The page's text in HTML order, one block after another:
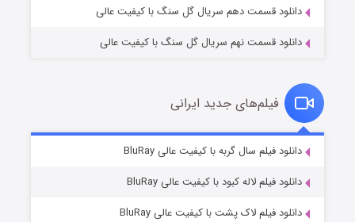
قسمت۶ (زیرنویس) منتشر شد
دانلود قسمت دهم سریال گل سنگ با کیفیت عالی
دانلود قسمت نهم سریال گل سنگ با کیفیت عالی
فیلم‌های جدید ایرانی
دانلود فیلم سال گربه با کیفیت عالی BluRay
دانلود فیلم لاله کبود با کیفیت عالی BluRay
دانلود فیلم لاک پشت با کیفیت عالی BluRay